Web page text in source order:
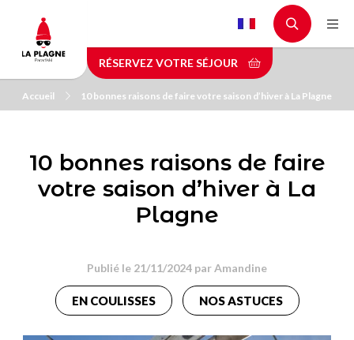
contenu
principal
RÉSERVEZ VOTRE SÉJOUR
Accueil 10 bonnes raisons de faire votre saison d’hiver à La Plagne
10 bonnes raisons de faire
votre saison d’hiver à La
Plagne
Publié le 21/11/2024 parAmandine
EN COULISSES NOS ASTUCES